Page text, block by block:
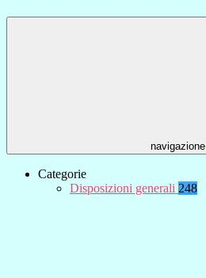
navigazione
Categorie
Disposizioni generali 248